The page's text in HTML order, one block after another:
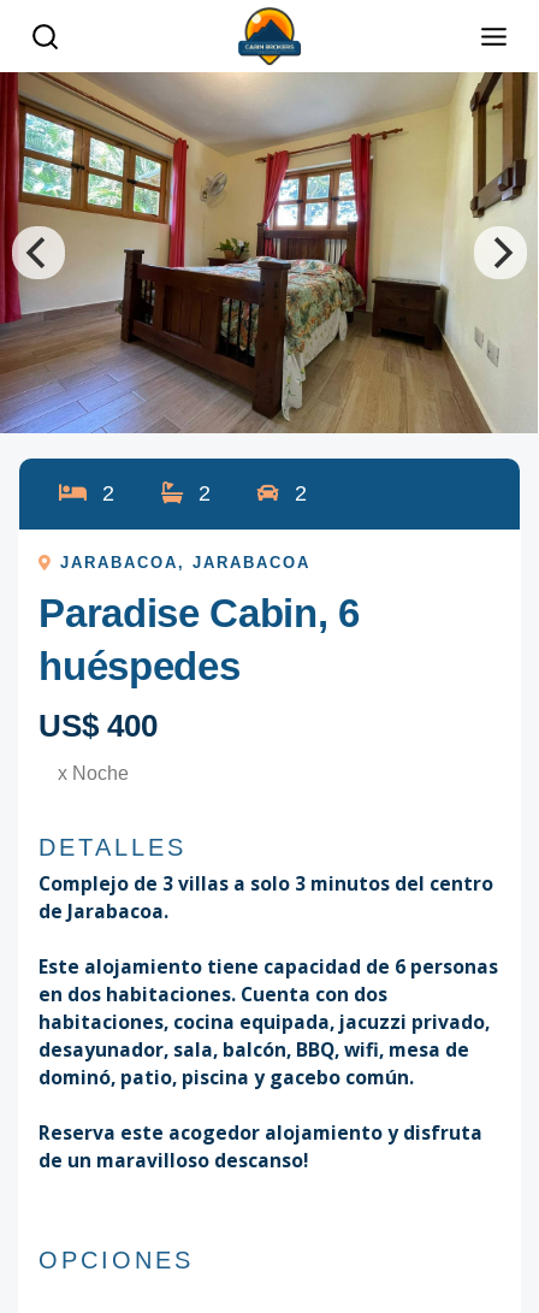
2 2 2
JARABACOA ,JARABACOA
Paradise Cabin, 6
huéspedes
US$ 400
x Noche
DETALLES
Complejo de 3 villas a solo 3 minutos del centro
de Jarabacoa.
Este alojamiento tiene capacidad de 6 personas
en dos habitaciones. Cuenta con dos
habitaciones, cocina equipada, jacuzzi privado,
desayunador, sala, balcón, BBQ, wifi, mesa de
dominó, patio, piscina y gacebo común.
Reserva este acogedor alojamiento y disfruta
de un maravilloso descanso!
OPCIONES